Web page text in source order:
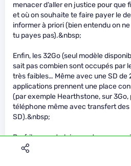
menacer d’aller en justice pour que
et où on souhaite te faire payer le
informer à priori (bien entendu on
tu payes pas).&nbsp;
Enfin, les 32Go (seul modèle
sait pas combien sont occupés par
très faibles… Même avec une SD de
applications prennent une place
(par exemple Hearthstone, sur 3Go,
téléphone même avec transfert
SD).&nbsp;
Bref, il ne vaut clairement pas son